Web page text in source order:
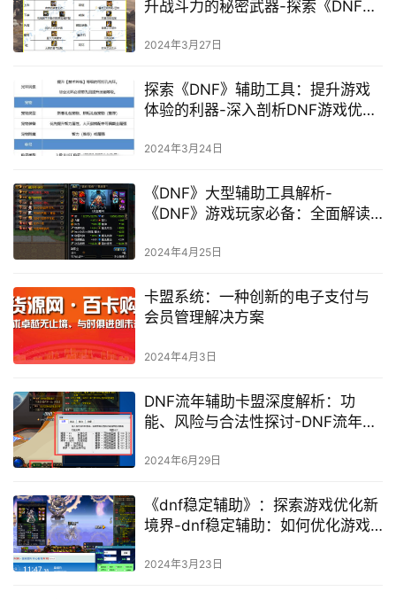
升战斗力的秘密武器-探索《DNF》
应用
2024年3月27日
探索《DNF》辅助工具：提升游戏
体验的利器-深入剖析DNF游戏优化
2024年3月24日
《DNF》大型辅助工具解析-
《DNF》游戏玩家必备：全面解读
2024年4月25日
卡盟系统：一种创新的电子支付与
会员管理解决方案
2024年4月3日
DNF流年辅助卡盟深度解析：功
能、风险与合法性探讨-DNF流年辅
2024年6月29日
《dnf稳定辅助》：探索游戏优化新
境界-dnf稳定辅助：如何优化游戏
2024年3月23日